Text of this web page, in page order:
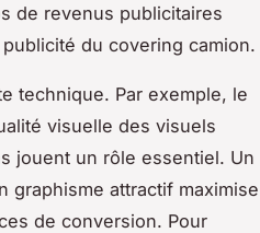
de revenus publicitaires
du covering camion.
technique. Par exemple, le
visuelle des visuels
jouent un rôle essentiel. Un
graphisme attractif maximise
de conversion. Pour